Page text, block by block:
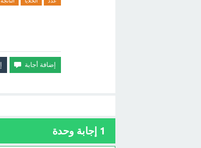
1 إجابة وحدة